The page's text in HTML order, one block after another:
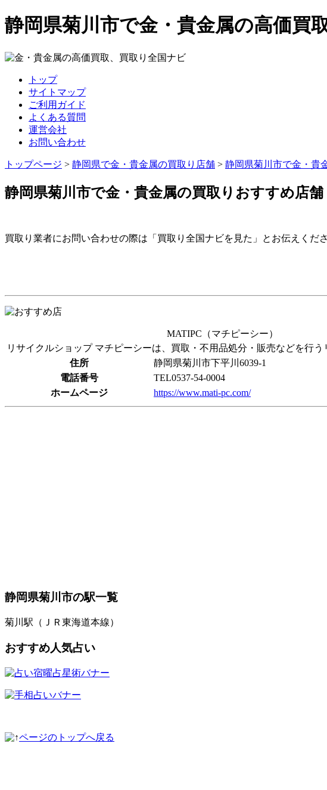
静岡県菊川市で金・貴金属の高価買
トップ
サイトマップ
ご利用ガイド
よくある質問
運営会社
お問い合わせ
トップページ > 静岡県で金・貴金属の買取り店舗 > 静岡県菊川市で金・貴
静岡県菊川市で金・貴金属の買取りおすすめ店舗
買取り業者にお問い合わせの際は「買取り全国ナビを見た」とお伝えくださ
MATIPC（マチピーシー）
リサイクルショップ マチピーシーは、買取・不用品処分・販売などを行う
住所
静岡県菊川市下平川6039-1
電話番号
TEL0537-54-0004
ホームページ
https://www.mati-pc.com/
静岡県菊川市の駅一覧
菊川駅（ＪＲ東海道本線）
おすすめ人気占い
ページのトップへ戻る